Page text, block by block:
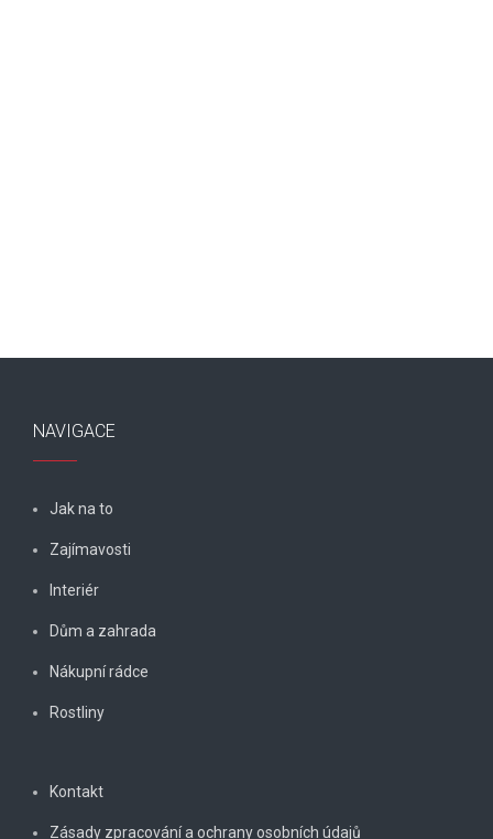
NAVIGACE
Jak na to
Zajímavosti
Interiér
Dům a zahrada
Nákupní rádce
Rostliny
Kontakt
Zásady zpracování a ochrany osobních údajů